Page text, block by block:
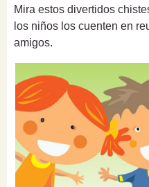
Mira estos divertidos
los niños los cuenten en
amigos.